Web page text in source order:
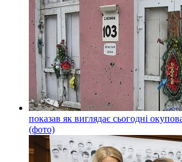
показав як виглядає сьогодні
(фото)